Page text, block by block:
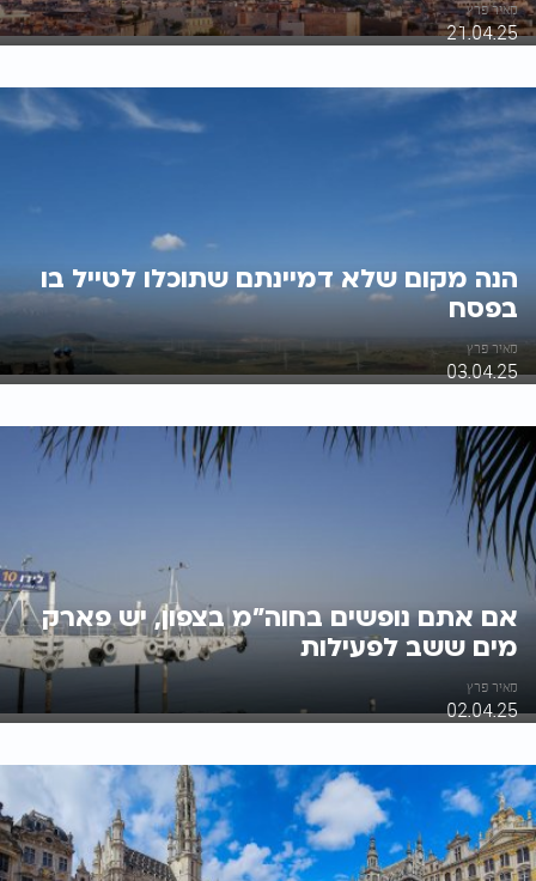
מאיר פרץ
21.04.25
הנה מקום שלא דמיינתם שתוכלו לטייל בו
בפסח
מאיר פרץ
03.04.25
אם אתם נופשים בחוה"מ בצפון, יש פארק
מים ששב לפעילות
מאיר פרץ
02.04.25